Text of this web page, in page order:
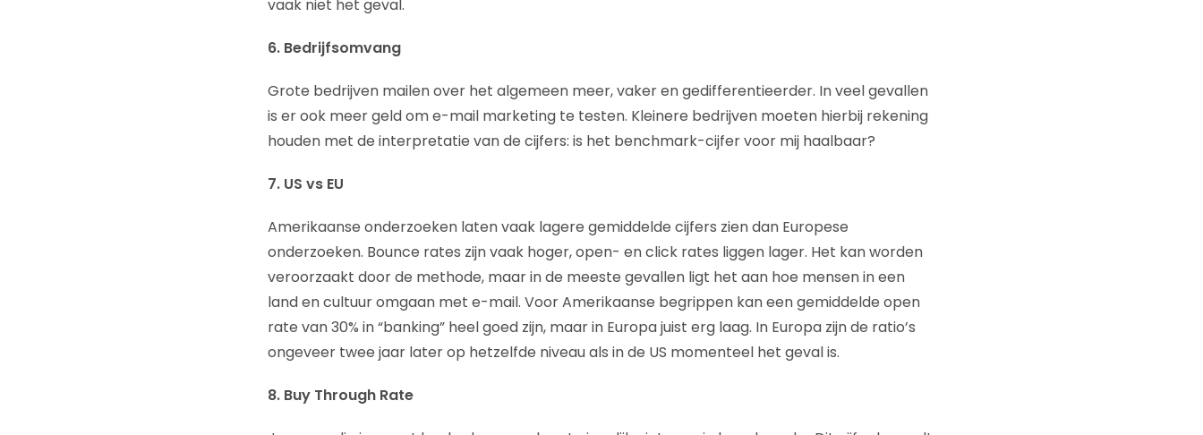
vaak niet het geval.
6. Bedrijfsomvang
Grote bedrijven mailen over het algemeen meer, vaker en gedifferentieerder. In veel gevallen
is er ook meer geld om e-mail marketing te testen. Kleinere bedrijven moeten hierbij rekening
houden met de interpretatie van de cijfers: is het benchmark-cijfer voor mij haalbaar?
7. US vs EU
Amerikaanse onderzoeken laten vaak lagere gemiddelde cijfers zien dan Europese
onderzoeken. Bounce rates zijn vaak hoger, open- en click rates liggen lager. Het kan worden
veroorzaakt door de methode, maar in de meeste gevallen ligt het aan hoe mensen in een
land en cultuur omgaan met e-mail. Voor Amerikaanse begrippen kan een gemiddelde open
rate van 30% in “banking” heel goed zijn, maar in Europa juist erg laag. In Europa zijn de ratio’s
ongeveer twee jaar later op hetzelfde niveau als in de US momenteel het geval is.
8. Buy Through Rate